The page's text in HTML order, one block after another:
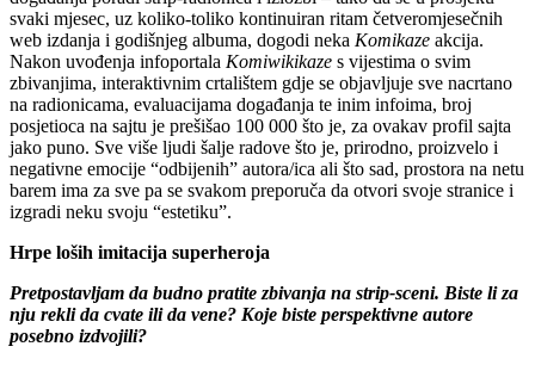
svaki mjesec, uz koliko-toliko kontinuiran ritam četveromjesečnih
web izdanja i godišnjeg albuma, dogodi neka Komikaze akcija.
Nakon uvođenja infoportala Komiwikikaze s vijestima o svim
zbivanjima, interaktivnim crtalištem gdje se objavljuje sve nacrtano
na radionicama, evaluacijama događanja te inim infoima, broj
posjetioca na sajtu je prešišao 100 000 što je, za ovakav profil sajta
jako puno. Sve više ljudi šalje radove što je, prirodno, proizvelo i
negativne emocije “odbijenih” autora/ica ali što sad, prostora na netu
barem ima za sve pa se svakom preporuča da otvori svoje stranice i
izgradi neku svoju “estetiku”.
Hrpe loših imitacija superheroja
Pretpostavljam da budno pratite zbivanja na strip-sceni. Biste li za
nju rekli da cvate ili da vene? Koje biste perspektivne autore
posebno izdvojili?